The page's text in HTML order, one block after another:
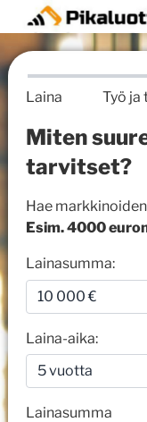
Laina Työ ja
Miten
tarvitset?
Hae
Esim. 4000
Lainasumma:
10 000 €
Laina-aika:
5 vuotta
Lainasumma